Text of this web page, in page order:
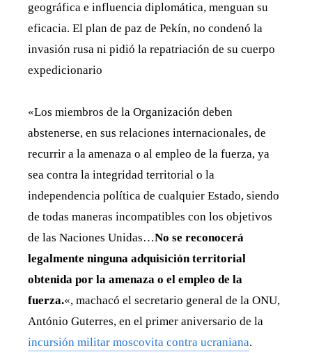
geográfica e influencia diplomática, menguan su
eficacia. El plan de paz de Pekín, no condenó la
invasión rusa ni pidió la repatriación de su cuerpo
expedicionario
«Los miembros de la Organización deben
abstenerse, en sus relaciones internacionales, de
recurrir a la amenaza o al empleo de la fuerza, ya
sea contra la integridad territorial o la
independencia política de cualquier Estado, siendo
de todas maneras incompatibles con los objetivos
de las Naciones Unidas…No se reconocerá
legalmente ninguna adquisición territorial
obtenida por la amenaza o el empleo de la
fuerza.«, machacó el secretario general de la ONU,
António Guterres, en el primer aniversario de la
incursión militar moscovita contra ucraniana.